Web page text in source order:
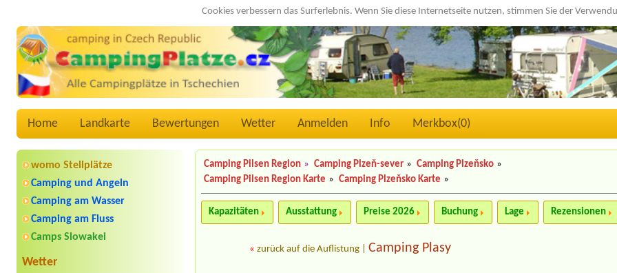
Cookies verbessern das Surferlebnis. Wenn Sie diese Internetseite nutzen, stimmen Sie der
Home Landkarte Bewertungen Wetter Anmelden Info Merkbox(0)
womo Stellplätze
Camping und Angeln
Camping am Wasser
Camping am Fluss
Camps Slowakei
Wetter
Camping Pilsen Region » Camping Plzeň-sever » Camping Plzeňsko »
Camping Pilsen Region Karte » Camping Plzeňsko Karte »
Kapazitäten Ausstattung Preise 2026 Buchung Lage Rezensionen
«zurück auf die Auflistung |Camping Plasy